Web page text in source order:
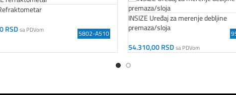
RSDsa PDVom 5802-A510
INSIZE Uređaj za merenje debljine
premaza/sloja
54.310,00RSDsa PDVom
Dodaj U Korpu